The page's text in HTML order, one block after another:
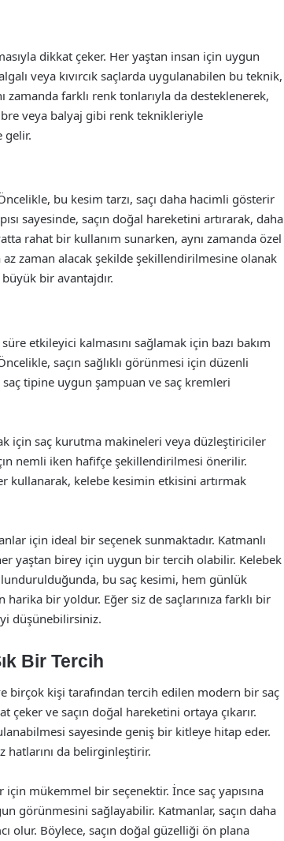
dikkat çeker. Her yaştan insan için uygun
veya kıvırcık saçlarda uygulanabilen bu teknik,
zamanda farklı renk tonlarıyla da desteklenerek,
veya balyaj gibi renk teknikleriyle
gelir.
bu kesim tarzı, saçı daha hacimli gösterir
sayesinde, saçın doğal hareketini artırarak, daha
rahat bir kullanım sunarken, aynı zamanda özel
az zaman alacak şekilde şekillendirilmesine olanak
bir avantajdır.
etkileyici kalmasını sağlamak için bazı bakım
saçın sağlıklı görünmesi için düzenli
saç tipine uygun şampuan ve saç kremleri
için saç kurutma makineleri veya düzleştiriciler
nemli iken hafifçe şekillendirilmesi önerilir.
kullanarak, kelebe kesimin etkisini artırmak
için ideal bir seçenek sunmaktadır. Katmanlı
yaştan birey için uygun bir tercih olabilir. Kelebek
bu saç kesimi, hem günlük
bir yoldur. Eğer siz de saçlarınıza farklı bir
düşünebilirsiniz.
Bir Tercih
birçok kişi tarafından tercih edilen modern bir saç
çeker ve saçın doğal hareketini ortaya çıkarır.
sayesinde geniş bir kitleye hitap eder.
hatlarını da belirginleştirir.
mükemmel bir seçenektir. İnce saç yapısına
görünmesini sağlayabilir. Katmanlar, saçın daha
olur. Böylece, saçın doğal güzelliği ön plana